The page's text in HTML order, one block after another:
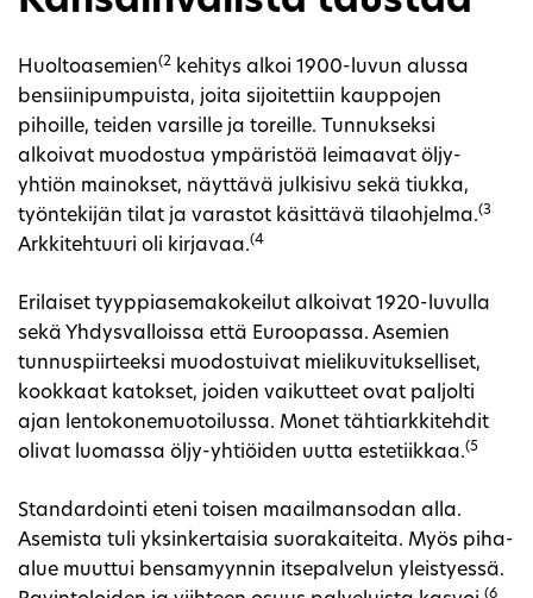
Huoltoasemien(2 kehitys alkoi 1900-luvun alussa
bensiinipumpuista, joita sijoitettiin kauppojen
pihoille, teiden varsille ja toreille. Tunnukseksi
alkoivat muodostua ympäristöä leimaavat öljy-
yhtiön mainokset, näyttävä julkisivu sekä tiukka,
työntekijän tilat ja varastot käsittävä tilaohjelma.(3
Arkkitehtuuri oli kirjavaa.(4
Erilaiset tyyppiasemakokeilut alkoivat 1920-luvulla
sekä Yhdysvalloissa että Euroopassa. Asemien
tunnuspiirteeksi muodostuivat mielikuvitukselliset,
kookkaat katokset, joiden vaikutteet ovat paljolti
ajan lentokonemuotoilussa. Monet tähtiarkkitehdit
olivat luomassa öljy-yhtiöiden uutta estetiikkaa.(5
Standardointi eteni toisen maailmansodan alla.
Asemista tuli yksinkertaisia suorakaiteita. Myös piha-
alue muuttui bensamyynnin itsepalvelun yleistyessä.
(6